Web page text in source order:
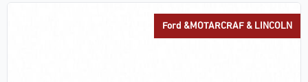
Ford &MOTARCRAF & LINCOLN